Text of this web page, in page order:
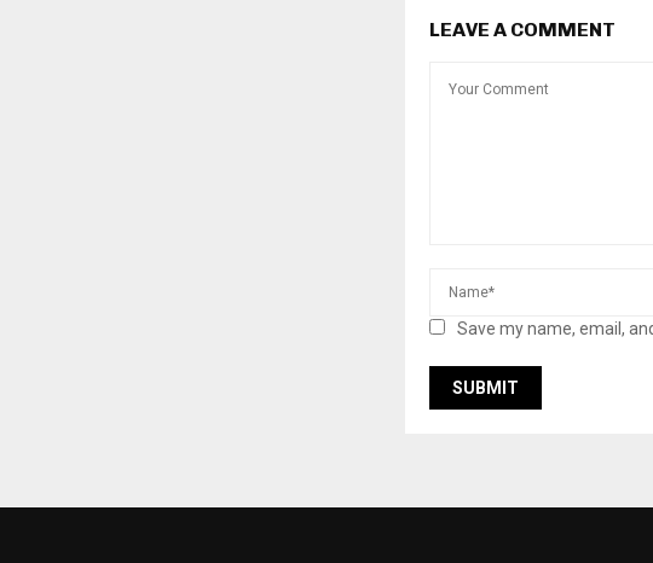
LEAVE A COMMENT
Save my name, email,